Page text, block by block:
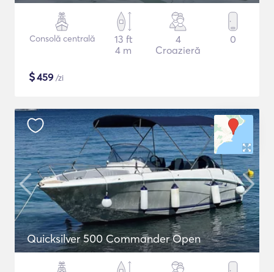
Consolă centrală
13 ft
4 m
4
Croazieră
0
$459 /zi
Quicksilver 500 Commander Open